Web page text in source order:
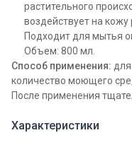
растительного
воздействует на кожу
Подходит для мытья
Объем: 800 мл.
Способ применения:
количество моющего
После применения
Характеристики